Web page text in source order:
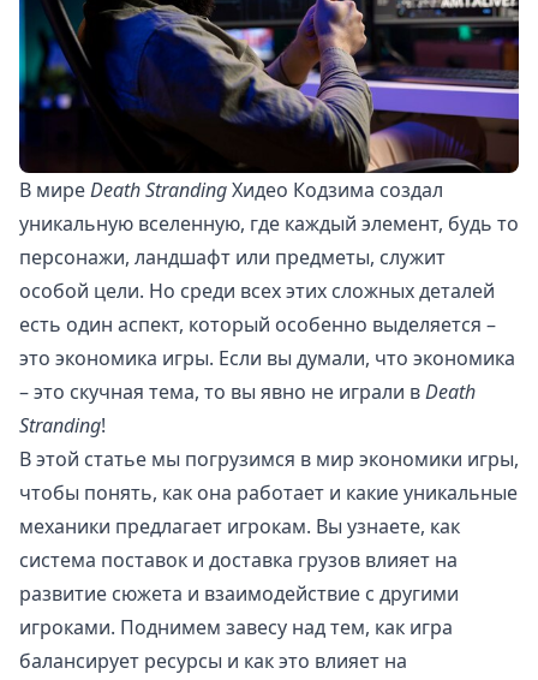
В миреDeath StrandingХидео Кодзима создал
уникальную вселенную, где каждый элемент, будь то
персонажи, ландшафт или предметы, служит
особой цели. Но среди всех этих сложных деталей
есть один аспект, который особенно выделяется –
это экономика игры. Если вы думали, что экономика
– это скучная тема, то вы явно не играли вDeath
Stranding!
В этой статье мы погрузимся в мир экономики игры,
чтобы понять, как она работает и какие уникальные
механики предлагает игрокам. Вы узнаете, как
система поставок и доставка грузов влияет на
развитие сюжета и взаимодействие с другими
игроками. Поднимем завесу над тем, как игра
балансирует ресурсы и как это влияет на